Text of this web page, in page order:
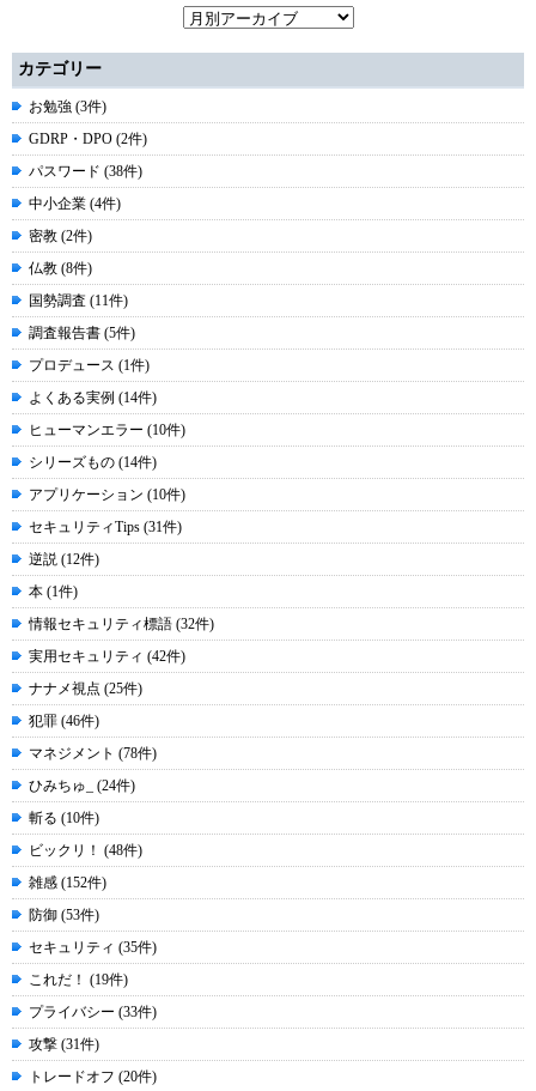
カテゴリー
お勉強 (3件)
GDRP・DPO (2件)
パスワード (38件)
中小企業 (4件)
密教 (2件)
仏教 (8件)
国勢調査 (11件)
調査報告書 (5件)
プロデュース (1件)
よくある実例 (14件)
ヒューマンエラー (10件)
シリーズもの (14件)
アプリケーション (10件)
セキュリティTips (31件)
逆説 (12件)
本 (1件)
情報セキュリティ標語 (32件)
実用セキュリティ (42件)
ナナメ視点 (25件)
犯罪 (46件)
マネジメント (78件)
ひみちゅ_ (24件)
斬る (10件)
ビックリ！ (48件)
雑感 (152件)
防御 (53件)
セキュリティ (35件)
これだ！ (19件)
プライバシー (33件)
攻撃 (31件)
トレードオフ (20件)